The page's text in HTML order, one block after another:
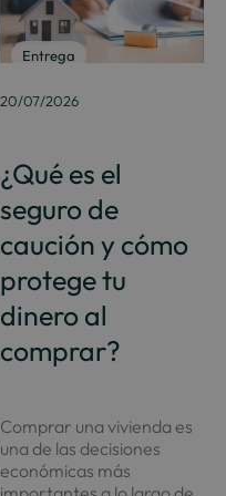
Entrega
20/07/2026
¿Qué es el
seguro de
caución y cómo
protege tu
dinero al
comprar?
Comprar una vivienda es
una de las decisiones
económicas más